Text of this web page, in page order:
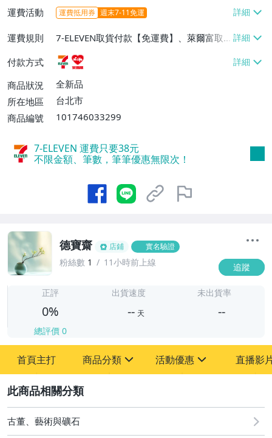
運費活動 運費抵用券 週末7-11免運
運費規則
7-ELEVEN取貨付款【免運費】、萊爾富取
貨付款【免運費】
付款方式
商品狀況
全新品
所在地區
台北市
商品編號
101746033299
7-ELEVEN 運費只要38元
不限金額、筆數，筆筆優惠無限次！
德寶齋 店鋪 實名驗證
粉絲數 1 11小時前上線 追蹤
-
正評
0%
總評價 0
出貨速度
-- 天
未出貨率
--
首頁主打 商品分類
其它
活動優惠
[全店] 追蹤本賣場立減60元【粉絲轉享】
直播影
古董、藝術與礦石